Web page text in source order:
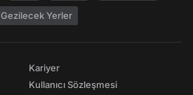
Gezilecek Yerler
Kariyer
Kullanıcı Sözleşmesi